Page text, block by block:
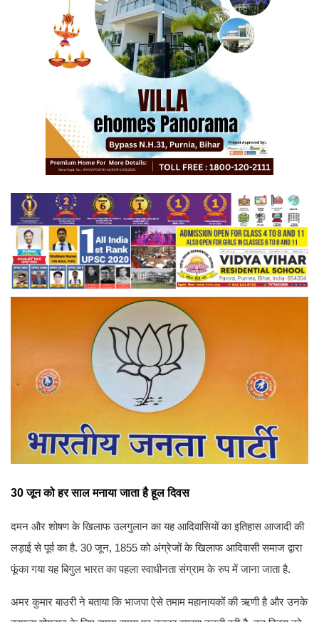
30 जून को हर साल मनाया जाता है हूल दिवस
दमन और शोषण के खिलाफ उलगुलान का यह आदिवासियों का इतिहास आजादी की
लड़ाई से पूर्व का है. 30 जून, 1855 को अंग्रेजों के खिलाफ आदिवासी समाज द्वारा
फूंका गया यह बिगुल भारत का पहला स्वाधीनता संग्राम के रुप में जाना जाता है.
अमर कुमार बाउरी ने बताया कि भाजपा ऐसे तमाम महानायकों की ऋणी है और उनके